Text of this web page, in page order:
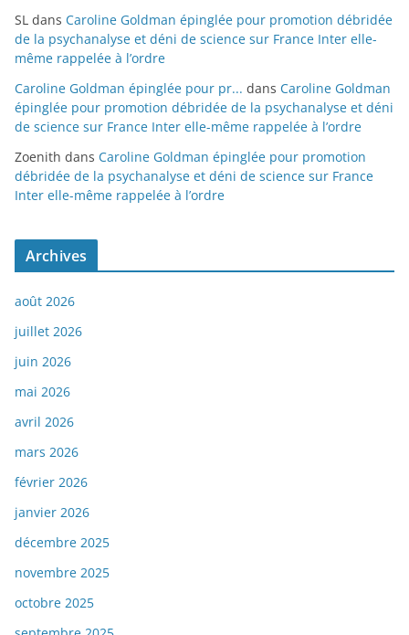
SL dans Caroline Goldman épinglée pour promotion débridée
de la psychanalyse et déni de science sur France Inter elle-
même rappelée à l’ordre
Caroline Goldman épinglée pour pr... dans Caroline Goldman
épinglée pour promotion débridée de la psychanalyse et déni
de science sur France Inter elle-même rappelée à l’ordre
Zoenith dans Caroline Goldman épinglée pour promotion
débridée de la psychanalyse et déni de science sur France
Inter elle-même rappelée à l’ordre
Archives
août 2026
juillet 2026
juin 2026
mai 2026
avril 2026
mars 2026
février 2026
janvier 2026
décembre 2025
novembre 2025
octobre 2025